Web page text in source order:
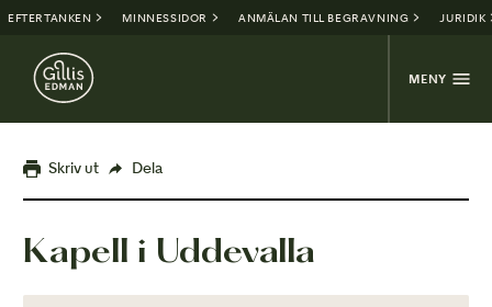
EFTERTANKEN MINNESSIDOR ANMÄLAN TILL BEGRAVNING JURIDIK
MENY
Skriv ut Dela
Kapell i Uddevalla